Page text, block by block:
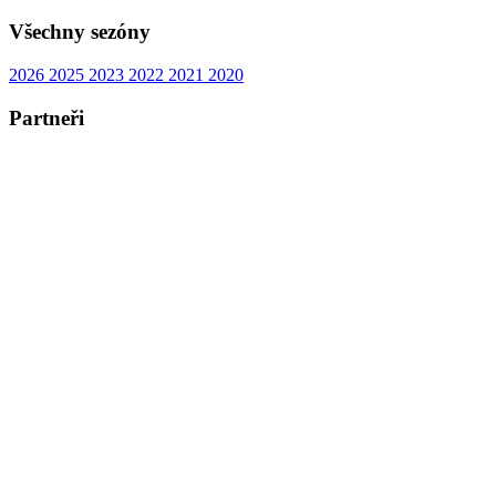
Všechny sezóny
2026 2025 2023 2022 2021 2020
Partneři